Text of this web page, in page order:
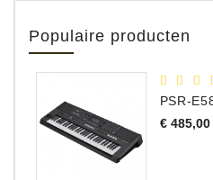
Populaire producten
€ 485,00